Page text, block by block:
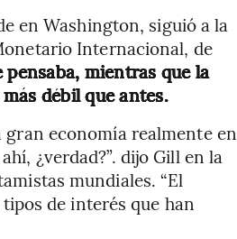
en Washington, siguió a la
Internacional, de
mientras que la
débil que antes.
gran economía realmente en
¿verdad?”. dijo Gill en la
mundiales. “El
de interés que han